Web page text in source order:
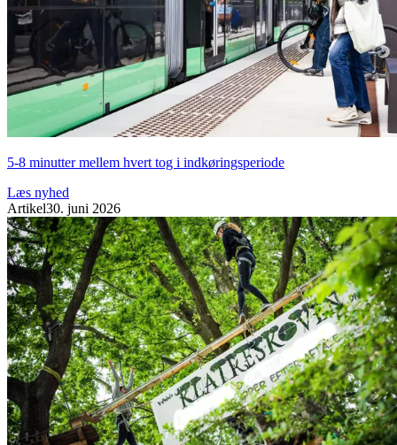
5-8 minutter mellem hvert tog i indkøringsperiode
Læs nyhed
Artikel30. juni 2026